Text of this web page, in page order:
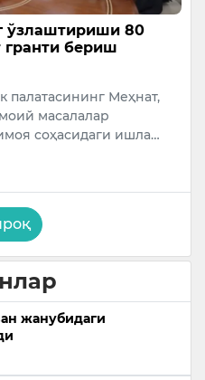
ўзлаштириши 80
гранти бериш
Меҳнат,
масалалар
соҳасидаги ишла…
жанубидаги